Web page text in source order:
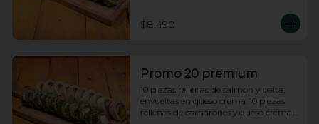
$8.490
Promo 20 premium
10 piezas rellenas de salmon y palta,
envueltas en queso crema. 10 piezas
rellenas de camarones y queso crema,